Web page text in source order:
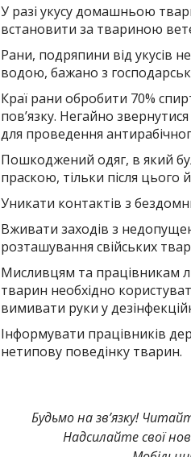
У разі укусу домашньою
встановити за твариною
Рани, подряпини від укусів
водою, бажано з
Краї рани обробити 70%
пов’язку. Негайно
для проведення
Пошкоджений одяг, в який
праскою, тільки після
Уникати контактів з
Вживати заходів з
розташування свійських
Мисливцям та працівникам
тварин необхідно
вимивати руки у
Інформувати працівників
нетипову поведінку тварин.
Будьмо на зв’язку!
Надсилайте свої